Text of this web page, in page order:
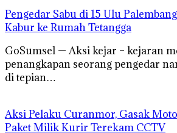
Pengedar Sabu di 15 Ulu
Kabur ke Rumah Tetangga
GoSumsel — Aksi kejar – kejaran
penangkapan seorang pengedar
di tepian…
Aksi Pelaku Curanmor, Gasak
Paket Milik Kurir Terekam CCTV